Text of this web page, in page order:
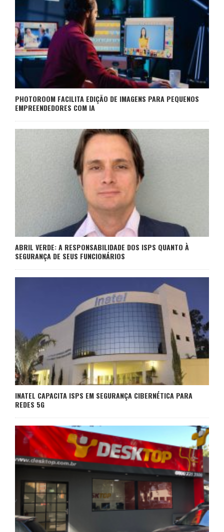
PHOTOROOM FACILITA EDIÇÃO DE IMAGENS PARA PEQUENOS
EMPREENDEDORES COM IA
ABRIL VERDE: A RESPONSABILIDADE DOS ISPS QUANTO À
SEGURANÇA DE SEUS FUNCIONÁRIOS
INATEL CAPACITA ISPS EM SEGURANÇA CIBERNÉTICA PARA
REDES 5G